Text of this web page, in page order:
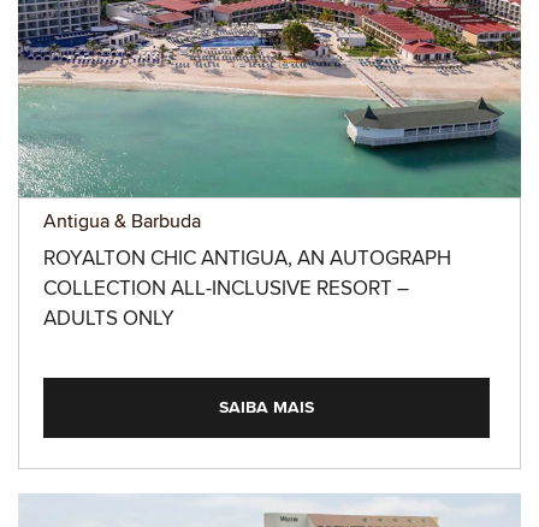
Antigua & Barbuda
ROYALTON CHIC ANTIGUA, AN AUTOGRAPH
COLLECTION ALL-INCLUSIVE RESORT –
ADULTS ONLY
SAIBA MAIS